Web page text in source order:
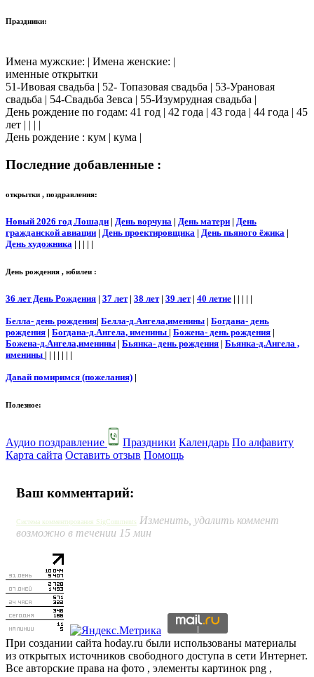
Праздники:
Имена мужские: | Имена женские: |
именные открытки
51-Ивовая свадьба | 52- Топазовая свадьба | 53-Урановая
свадьба | 54-Свадьба Зевса | 55-Изумрудная свадьба |
День рождение по годам: 41 год | 42 года | 43 года | 44 года | 45
лет | | | |
День рождение : кум | кума |
Последние добавленные :
открытки , поздравления:
Новый 2026 год Лошади | День ворчуна | День матери | День
гражданской авиации | День проектировщика | День пьяного ёжика |
День художника | | | | |
День рождения , юбилеи :
36 лет День Рождения | 37 лет| 38 лет| 39 лет| 40 летие | | | | |
Белла- день рождения| Белла-д.Ангела,именины | Богдана- день
рождения | Богдана-д.Ангела, именины | Божена- день рождения |
Божена-д.Ангела,именины | Бьянка- день рождения | Бьянка-д.Ангела ,
именины | | | | | | |
Давай помиримся (пожелания) |
Полезное:
Аудио поздравление Праздники Календарь По алфавиту
Карта сайта Оставить отзыв Помощь
Ваш комментарий:
Система комментирования SigComments Изменить, удалить коммент
возможно в течении 15 мин
При создании сайта hoday.ru были использованы материалы
из открытых источников свободного доступа в сети Интернет.
Все авторские права на фото , элементы картинок png ,